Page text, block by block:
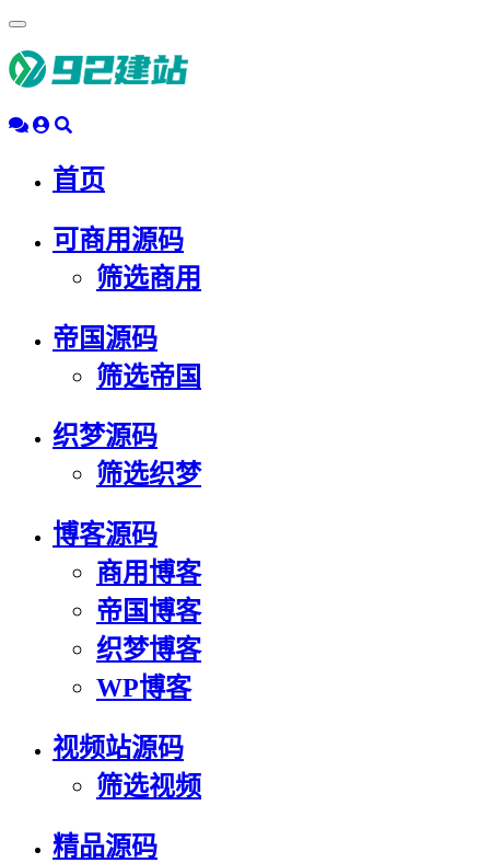
动
导
首页
可商用源码
筛选商用
帝国源码
筛选帝国
织梦源码
筛选织梦
博客源码
商用博客
帝国博客
织梦博客
WP博客
视频站源码
筛选视频
精品源码